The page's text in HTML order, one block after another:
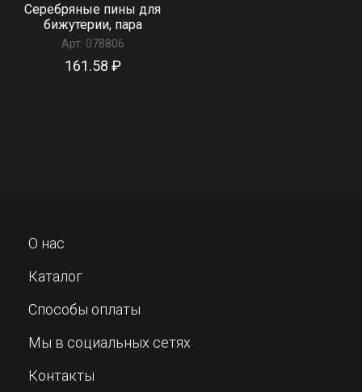
Серебряные пины для
бижутерии, пара
Арт: 078806
161.58 ₽
О нас
Каталог
Способы оплаты
Мы в социальных сетях
Контакты